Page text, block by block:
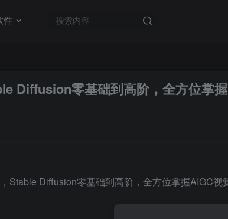
件
Diffusion零基础到高阶，全方位掌